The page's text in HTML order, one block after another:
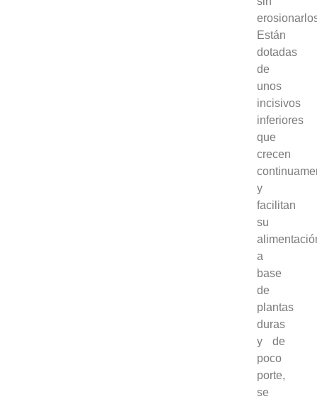
Están
dotadas
de
unos
incisivos
inferiores
que
crecen
y
facilitan
su
a
base
de
plantas
duras
y de
poco
porte,
se